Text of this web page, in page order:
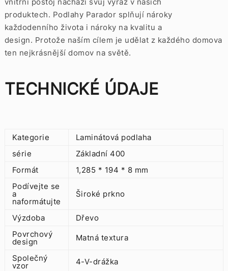
produktech. Podlahy Parador splňují nároky
každodenního života i nároky na kvalitu a
design. Protože naším cílem je udělat z každého domova
ten nejkrásnější domov na světě.
TECHNICKÉ ÚDAJE
Kategorie
Laminátová podlaha
série
Základní 400
Formát
1,285 * 194 * 8 mm
Podívejte se
a
naformátujte
Široké prkno
Výzdoba
Dřevo
Povrchový
design Matná textura
Společný
vzor 4-V-drážka